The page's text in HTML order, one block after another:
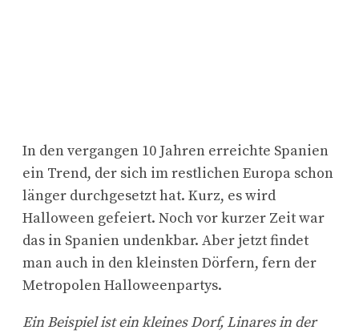
In den vergangen 10 Jahren erreichte Spanien
ein Trend, der sich im restlichen Europa schon
länger durchgesetzt hat. Kurz, es wird
Halloween gefeiert. Noch vor kurzer Zeit war
das in Spanien undenkbar. Aber jetzt findet
man auch in den kleinsten Dörfern, fern der
Metropolen Halloweenpartys.
Ein Beispiel ist ein kleines Dorf, Linares in der